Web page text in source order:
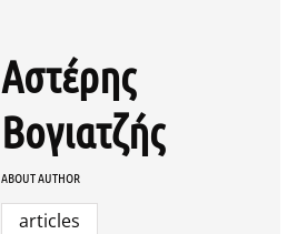
Αστέρης
Βογιατζής
ABOUT AUTHOR
articles